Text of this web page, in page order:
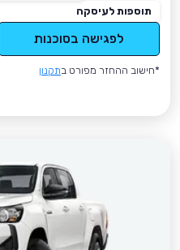
תוספות לעיסקה
לפגישה בסוכנות
*חישוב ההחזר מפורט בתקנון